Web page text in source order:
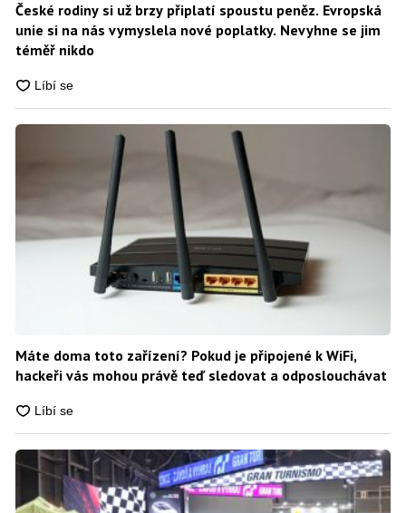
České rodiny si už brzy připlatí spoustu peněz. Evropská
unie si na nás vymyslela nové poplatky. Nevyhne se jim
téměř nikdo
Máte doma toto zařízení? Pokud je připojené k WiFi,
hackeři vás mohou právě teď sledovat a odposlouchávat